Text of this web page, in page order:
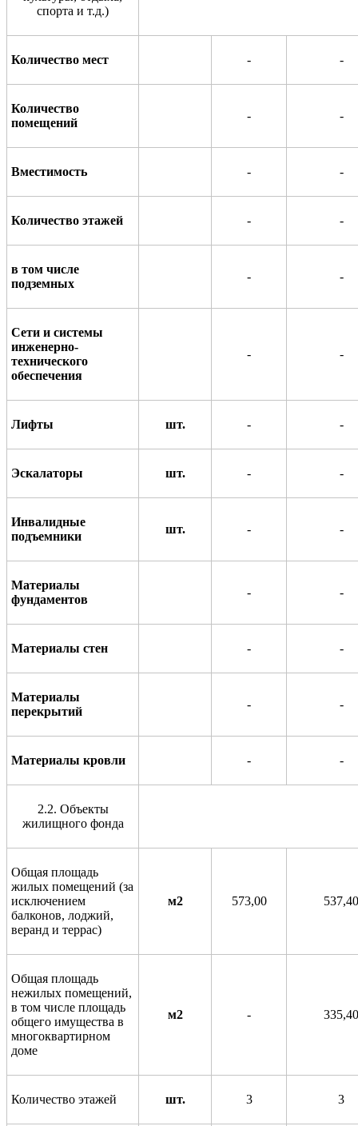
спорта и т.д.)
Количество мест - -
Количество
помещений
- -
Вместимость - -
Количество этажей - -
в том числе
подземных
- -
Сети и системы
инженерно-
технического
обеспечения
- -
Лифты шт. - -
Эскалаторы шт. - -
Инвалидные
подъемники
шт. - -
Материалы
фундаментов
- -
Материалы стен - -
Материалы
перекрытий
- -
Материалы кровли - -
2.2. Объекты
жилищного фонда
Общая площадь
жилых помещений (за
исключением
балконов, лоджий,
веранд и террас)
м2 573,00 537,40
Общая площадь
нежилых помещений,
в том числе площадь
общего имущества в
многоквартирном
доме
м2 - 335,40
Количество этажей шт. 3 3